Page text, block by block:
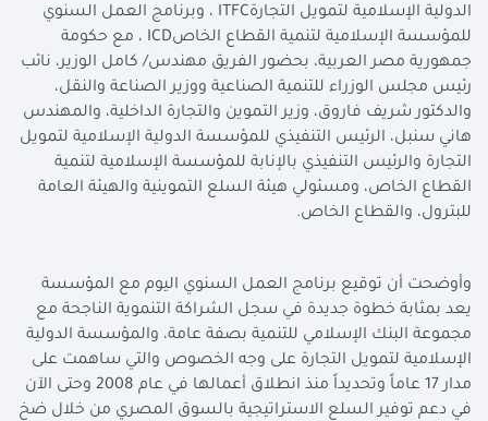
الدولية الإسلامية لتمويل التجارةITFC ، وبرنامج العمل السنوي
للمؤسسة الإسلامية لتنمية القطاع الخاصICD ، مع حكومة
جمهورية مصر العربية، بحضور الفريق مهندس/ كامل الوزير، نائب
رئيس مجلس الوزراء للتنمية الصناعية ووزير الصناعة والنقل،
والدكتور شريف فاروق، وزير التموين والتجارة الداخلية، والمهندس
هاني سنبل، الرئيس التنفيذي للمؤسسة الدولية الإسلامية لتمويل
التجارة والرئيس التنفيذي بالإنابة للمؤسسة الإسلامية لتنمية
القطاع الخاص، ومسئولي هيئة السلع التموينية والهيئة العامة
للبترول، والقطاع الخاص.
وأوضحت أن توقيع برنامج العمل السنوي اليوم مع المؤسسة
يعد بمثابة خطوة جديدة في سجل الشراكة التنموية الناجحة مع
مجموعة البنك الإسلامي للتنمية بصفة عامة، والمؤسسة الدولية
الإسلامية لتمويل التجارة على وجه الخصوص والتي ساهمت على
مدار 17 عاماً وتحديداً منذ انطلاق أعمالها في عام 2008 وحتى الآن
في دعم توفير السلع الاستراتيجية بالسوق المصري من خلال ضخ